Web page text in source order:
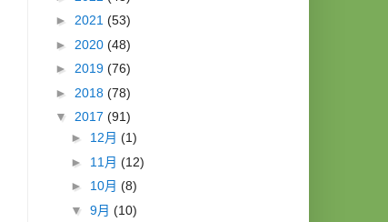
► 2021 (53)
► 2020 (48)
► 2019 (76)
► 2018 (78)
▼ 2017 (91)
► 12月 (1)
► 11月 (12)
► 10月 (8)
▼ 9月 (10)